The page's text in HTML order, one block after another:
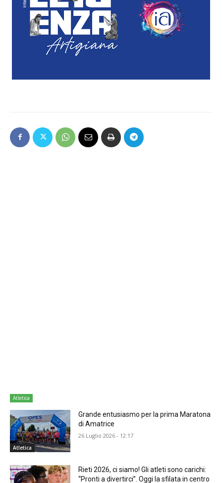
Atletica
Atletica
Grande entusiasmo per la prima Maratona
di Amatrice
26 Luglio 2026 - 12:17
Rieti 2026, ci siamo! Gli atleti sono carichi:
“Pronti a divertirci”. Oggi la sfilata in centro